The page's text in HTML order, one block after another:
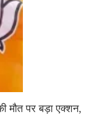
मौत पर बड़ा एक्शन,